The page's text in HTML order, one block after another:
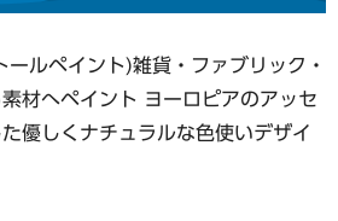
ールペイント)雑貨・ファブリック・
材へペイント ヨーロピアのアッセ
優しくナチュラルな色使いデザイ